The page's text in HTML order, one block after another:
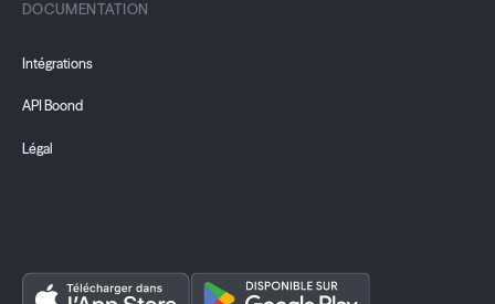
DOCUMENTATION
Intégrations
API Boond
Légal